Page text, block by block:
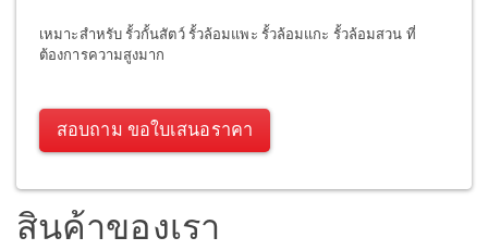
เหมาะสำหรับ รั้วกั้นสัตว์ รั้วล้อมแพะ รั้วล้อมแกะ รั้วล้อมสวน ที่
ต้องการความสูงมาก
สอบถาม ขอใบเสนอราคา
สินค้าของเรา